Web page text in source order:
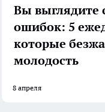
Вы выглядите
ошибок: 5
которые
молодость
8 апреля